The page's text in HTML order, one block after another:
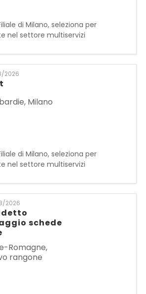
di Milano, seleziona per
nel settore multiservizi
AL PORTIERATO per
La persona selezionata si
attività: -
gestione accessi -
presidio della
ordine e cura
2026
, Milano
di Milano, seleziona per
nel settore multiservizi
ALLA RECEPTION /
sostituzione ferie La
si occuperà delle
accoglienza visitatori,
- gestione del centralino e
- mantenimento
2026
schede
Romagne,
rangone